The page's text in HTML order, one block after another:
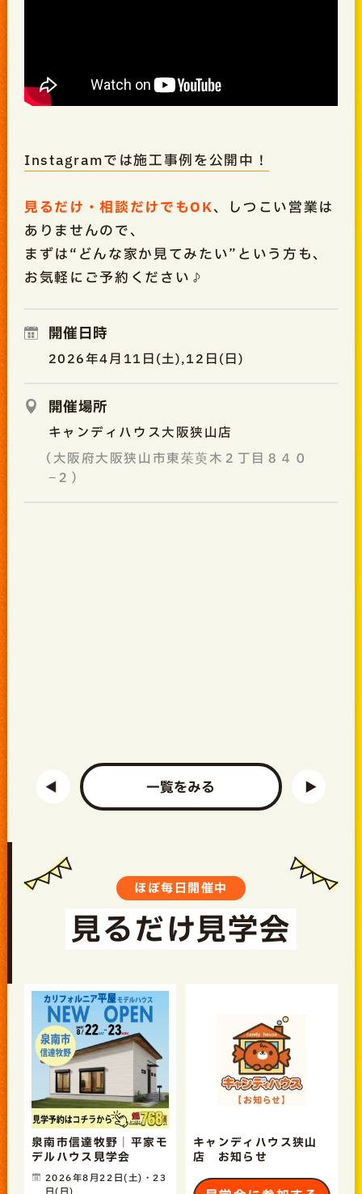
Instagramでは施工事例を公開中！
見るだけ・相談だけでもOK、しつこい営業は
ありませんので、
まずは“どんな家か見てみたい”という方も、
お気軽にご予約ください♪
開催日時
2026年4月11日(土),12日(日)
開催場所
キャンディハウス大阪狭山店
（大阪府大阪狭山市東茱萸木２丁目８４０
−２）
一覧をみる
ほぼ毎日開催中
見るだけ見学会
泉南市信達牧野｜平家モ
デルハウス見学会
2026年8月22日(土)・23
キャンディハウス狭山
店 お知らせ